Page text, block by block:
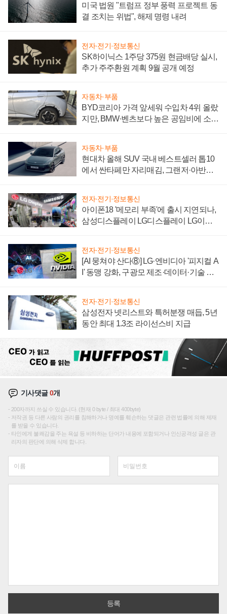
미국 법원 "트럼프 정부 풍력 프로젝트 동
결 조치는 위법", 해제 명령 내려
전자·전기·정보통신
SK하이닉스 1주당 375원 현금배당 실시,
추가 주주환원 계획 9월 공개 예정
자동차·부품
BYD코리아 가격 앞세워 수입차 4위 올랐
지만, BMW·벤츠보다 높은 공임비에 소비
자동차·부품
현대차 올해 SUV 국내 베스트셀러 톱10
에서 싼타페만 자리매김, 그랜저·아반떼
전자·전기·정보통신
아이폰18 '메모리 부족'에 출시 지연되나,
삼성디스플레이 LG디스플레이 LG이노
전자·전기·정보통신
[AI 뭉쳐야 산다⑧] LG·엔비디아 '피지컬 A
I' 동맹 강화, 구광모 제조·데이터·기술 결
전자·전기·정보통신
삼성전자 넷리스트와 특허분쟁 매듭, 5년
동안 최대 1.3조 라이선스비 지급
기사댓글0개
200자까지 쓰실 수 있습니다. (현재 0 byte / 최대 400byte)
저작권 등 다른 사람의 권리를 침해하거나 명예를 훼손하는 댓글은 관련 법률에 의해 제재
를 받을 수 있습니다.
타인에게 불쾌감을 주는 욕설 등 비하하는 단어가 내용에 포함되거나 인신공격성 글은 관
리자의 판단에 의해 삭제 합니다.